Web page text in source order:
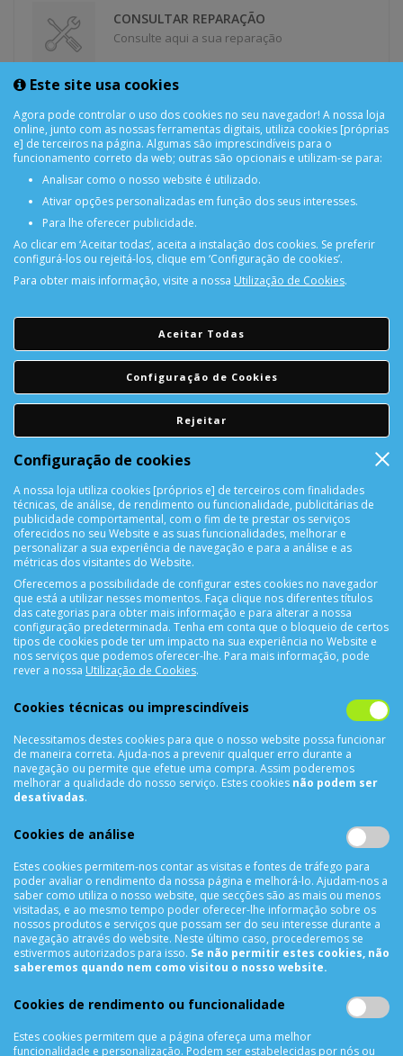
CONSULTAR REPARAÇÃO
Consulte aqui a sua reparação
DEVOLUÇÕES
Devolução Garantida!
SUPORTE ONLINE
CONTACTOS
Rua Álvaro Castelões Nº413 R/C
4450-042 Matosinhos Portugal
comercial@cellrepair.pt
229 380 496 Chamada para a rede fixa nacional
910 991 733 Chamada para a rede móvel nacional MEO
910991733
Segunda a Sexta das 10h00 às 19h00
Sábado das 9h00 às 13h00
INFORMAÇÕES
Sobre Nós
Termos & Condições
Trocas & Devoluções
Métodos de Pagamento
Resolução de Litígios
Livro de reclamações
Mapa do site
APOIO AO CLIENTE
Criar Conta
As Minhas Encomendas
Lista de Desejos
Lista de Comparação
Solicitar uma Devolução
Utilização de Cookies
NEWSLETTER
Este site usa cookies
Agora pode controlar o uso dos cookies no seu navegador! A nossa loja
online, junto com as nossas ferramentas digitais, utiliza cookies [próprias
e] de terceiros na página. Algumas são imprescindíveis para o
funcionamento correto da web; outras são opcionais e utilizam-se para:
Analisar como o nosso website é utilizado.
Ativar opções personalizadas em função dos seus interesses.
Para lhe oferecer publicidade.
Ao clicar em ‘Aceitar todas’, aceita a instalação dos cookies. Se preferir
configurá-los ou rejeitá-los, clique em ‘Configuração de cookies’.
Para obter mais informação, visite a nossa Utilização de Cookies.
Aceitar Todas
Configuração de Cookies
Rejeitar
Configuração de cookies
A nossa loja utiliza cookies [próprios e] de terceiros com finalidades
técnicas, de análise, de rendimento ou funcionalidade, publicitárias de
publicidade comportamental, com o fim de te prestar os serviços
oferecidos no seu Website e as suas funcionalidades, melhorar e
personalizar a sua experiência de navegação e para a análise e as
métricas dos visitantes do Website.
Oferecemos a possibilidade de configurar estes cookies no navegador
que está a utilizar nesses momentos. Faça clique nos diferentes títulos
das categorias para obter mais informação e para alterar a nossa
configuração predeterminada. Tenha em conta que o bloqueio de certos
tipos de cookies pode ter um impacto na sua experiência no Website e
nos serviços que podemos oferecer-lhe. Para mais informação, pode
rever a nossa Utilização de Cookies.
Cookies técnicas ou imprescindíveis
Necessitamos destes cookies para que o nosso website possa funcionar
de maneira correta. Ajuda-nos a prevenir qualquer erro durante a
navegação ou permite que efetue uma compra. Assim poderemos
melhorar a qualidade do nosso serviço. Estes cookies não podem ser
desativadas.
Cookies de análise
Estes cookies permitem-nos contar as visitas e fontes de tráfego para
poder avaliar o rendimento da nossa página e melhorá-lo. Ajudam-nos a
saber como utiliza o nosso website, que secções são as mais ou menos
visitadas, e ao mesmo tempo poder oferecer-lhe informação sobre os
nossos produtos e serviços que possam ser do seu interesse durante a
navegação através do website. Neste último caso, procederemos se
estivermos autorizados para isso. Se não permitir estes cookies, não
saberemos quando nem como visitou o nosso website.
Cookies de rendimento ou funcionalidade
Estes cookies permitem que a página ofereça uma melhor
funcionalidade e personalização. Podem ser estabelecidas por nós ou